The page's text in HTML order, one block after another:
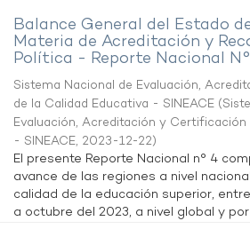
Balance General del Estado
Materia de Acreditación y
Política - Reporte Nacional
Sistema Nacional de Evaluación,
de la Calidad Educativa - SINEACE (
Evaluación, Acreditación y Certificación
- SINEACE, 2023-12-22)
El presente Reporte Nacional n° 4
avance de las regiones a nivel
calidad de la educación superior,
a octubre del 2023, a nivel global y por